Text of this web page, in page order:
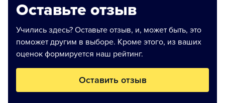
Оставьте отзыв
Учились здесь? Оставьте отзыв, и, может быть, это
поможет другим в выборе. Кроме этого, из ваших
оценок формируется наш рейтинг.
Оставить отзыв